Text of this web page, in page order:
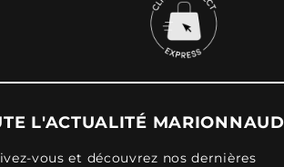
L'ACTUALITÉ MARIONNAUD
vous et découvrez nos dernières